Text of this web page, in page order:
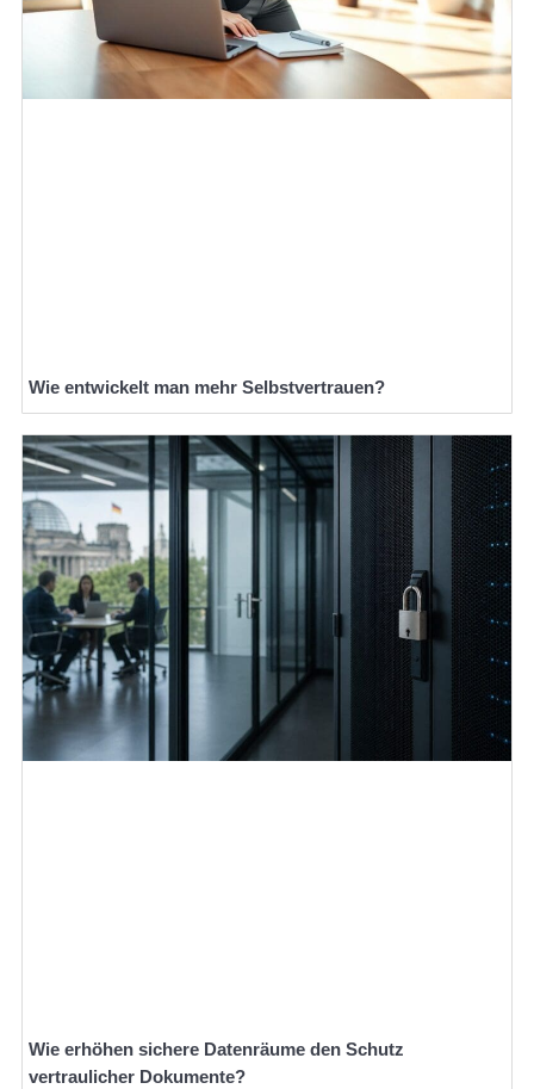
Wie entwickelt man mehr Selbstvertrauen?
Wie erhöhen sichere Datenräume den Schutz
vertraulicher Dokumente?